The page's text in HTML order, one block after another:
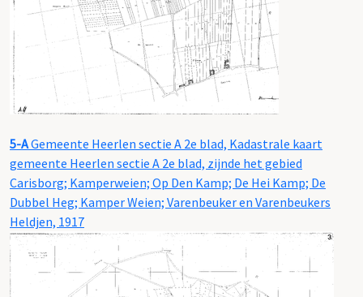
5-AGemeente Heerlen sectie A 2e blad, Kadastrale kaart
gemeente Heerlen sectie A 2e blad, zijnde het gebied
Carisborg; Kamperweien; Op Den Kamp; De Hei Kamp; De
Dubbel Heg; Kamper Weien; Varenbeuker en Varenbeukers
Heldjen, 1917